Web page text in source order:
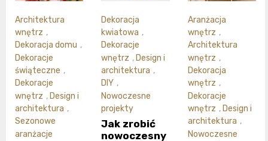
Architektura
wnętrz ,
Dekoracja domu ,
Dekoracje
świąteczne ,
Dekoracje
wnętrz , Design i
architektura ,
Sezonowe
aranżacje
Dekoracja
kwiatowa ,
Dekoracje
wnętrz , Design i
architektura ,
DIY ,
Nowoczesne
projekty
Jak zrobić
nowoczesny
Aranżacja
wnętrz ,
Architektura
wnętrz ,
Dekoracja
wnętrz ,
Dekoracje
wnętrz , Design i
architektura ,
Nowoczesne